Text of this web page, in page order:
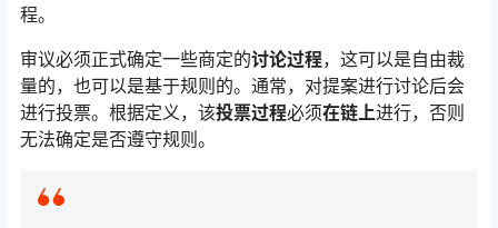
程。
审议必须正式确定一些商定的讨论过程，这可以是自由裁
量的，也可以是基于规则的。通常，对提案进行讨论后会
进行投票。根据定义，该投票过程必须在链上进行，否则
无法确定是否遵守规则。